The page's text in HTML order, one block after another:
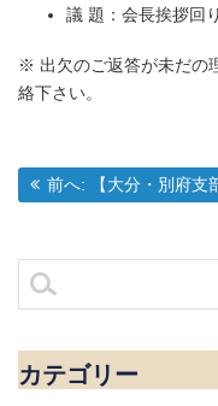
議 題：会長挨拶回
※ 出欠のご返答が未だの
絡下さい。
ナ
ビ
シ
ョ
前へ: 過去の投稿:
【大分・別府支部】支部総会・交通事故対策セミナー開催
検
索:
カテゴリー